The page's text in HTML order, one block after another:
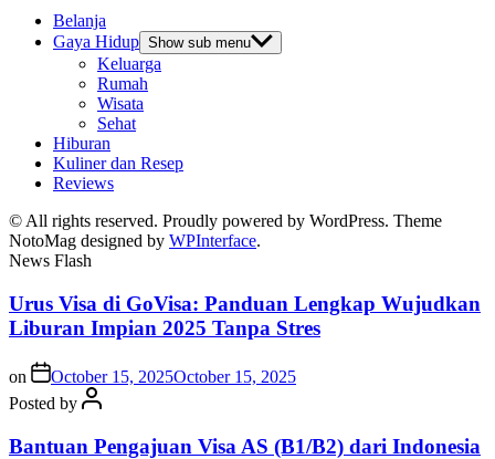
Belanja
Gaya Hidup Show sub menu
Keluarga
Rumah
Wisata
Sehat
Hiburan
Kuliner dan Resep
Reviews
© All rights reserved. Proudly powered by WordPress. Theme
NotoMag designed by WPInterface.
News Flash
Urus Visa di GoVisa: Panduan Lengkap Wujudkan
Liburan Impian 2025 Tanpa Stres
on October 15, 2025October 15, 2025
Posted by
Bantuan Pengajuan Visa AS (B1/B2) dari Indonesia